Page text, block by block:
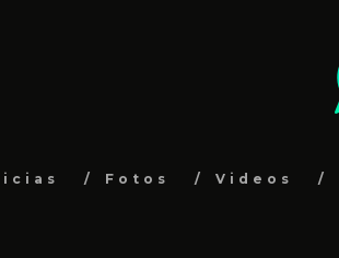
Fotos Videos